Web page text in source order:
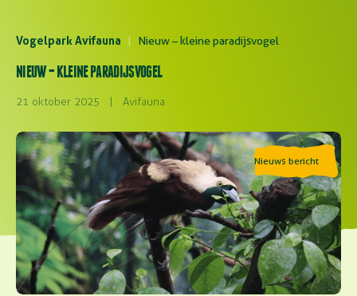
Vogelpark Avifauna | Nieuw – kleine paradijsvogel
NIEUW – KLEINE PARADIJSVOGEL
21 oktober 2025 | Avifauna
Nieuws bericht